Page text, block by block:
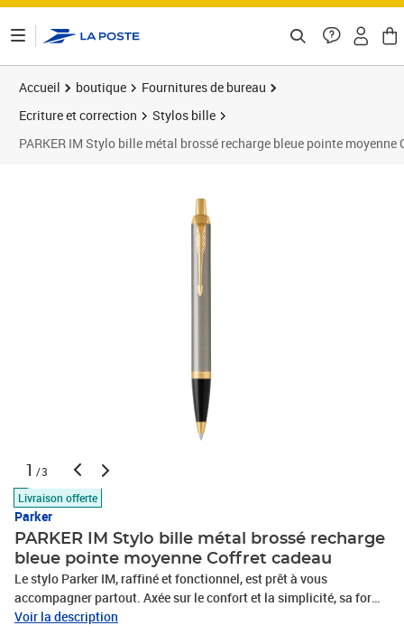
Accueil boutique
Fournitures de bureau
Ecriture et correction
Stylos bille
PARKER IM Stylo bille métal brossé recharge bleue pointe moyenne
1 /3
Livraison offerte
Parker
PARKER IM Stylo bille métal brossé recharge
bleue pointe moyenne Coffret cadeau
Le stylo Parker IM, raffiné et fonctionnel, est prêt à vous
accompagner partout. Axée sur le confort et la simplicité, sa forme
fuselée moderne s'allie à la perfection avec l'attrait du métal pour
Voir la description